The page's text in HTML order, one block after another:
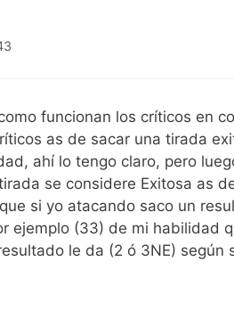
funcionan los críticos en
as de sacar una tirada
ahí lo tengo claro, pero
se considere Exitosa as
si yo atacando saco un
ejemplo (33) de mi habilidad
le da (2 ó 3NE) según